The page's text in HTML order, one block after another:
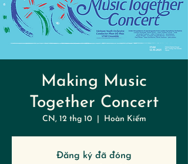
Making Music
Together Concert
CN, 12 thg 10
  |
Hoàn Kiếm
Đăng ký đã đóng